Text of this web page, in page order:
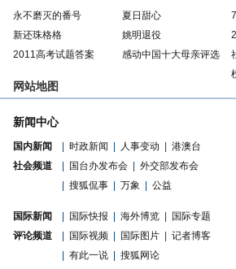
永不磨灭的番号 夏日甜心
新还珠格格
姚明退役
2011高考试题答案
感动中国十大母亲评选
网站地图
新闻中心
国内新闻 时政新闻 人事变动
港澳台
国台办发布会 外交部发布会
社会频道
搜狐侃事 万象 公益
国际新闻 国际快报 海外博览
国际专题
国际视频 国际图片 记者博客
评论频道
有此一说 搜狐网论